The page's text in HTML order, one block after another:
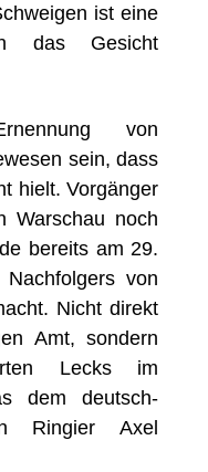
ist eine
das Gesicht
von
sein, dass
hielt. Vorgänger
Warschau noch
bereits am 29.
von
Nicht direkt
Amt, sondern
Lecks im
dem deutsch-
Ringier Axel